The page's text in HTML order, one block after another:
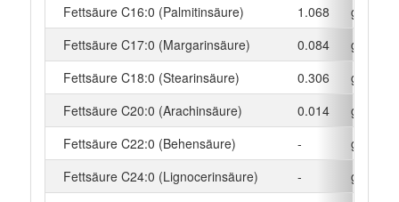
Fettsäure C16:0 (Palmitinsäure)
1.068
g
Fettsäure C17:0 (Margarinsäure)
0.084
g
Fettsäure C18:0 (Stearinsäure)
0.306
g
Fettsäure C20:0 (Arachinsäure)
0.014
g
Fettsäure C22:0 (Behensäure)
-
g
Fettsäure C24:0 (Lignocerinsäure)
-
g